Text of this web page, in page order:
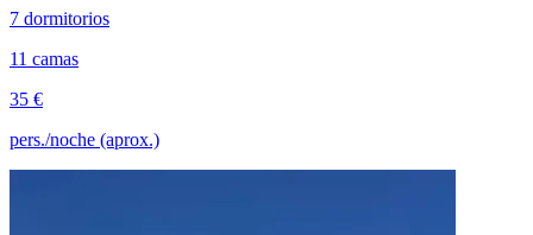
7 dormitorios
11 camas
35 €
pers./noche (aprox.)